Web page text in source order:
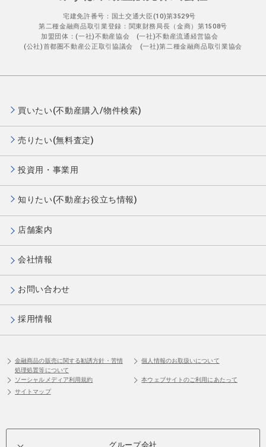
宅建免許番号：国土交通大臣(10)第3529号
第二種金融商品取引業登録：関東財務局長（金商）第1508号
加盟団体：(一社)不動産協会 (一社)不動産流通経営協会
(公社)首都圏不動産公正取引協議会 (一社)第二種金融商品取引業協会
買いたい(不動産購入/物件検索)
売りたい(無料査定)
投資用・事業用
知りたい(不動産お役立ち情報)
店舗案内
会社情報
お問い合わせ
採用情報
金融商品の販売に関する勧誘方針・苦情
処理処置等について
個人情報のお取扱いについて
ソーシャルメディア利用規約
本ウェブサイトのご利用にあたって
サイトマップ
グループ会社